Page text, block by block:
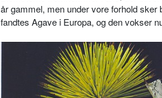
år gammel, men under vore forhold
fandtes Agave i Euro­pa, og den vokser